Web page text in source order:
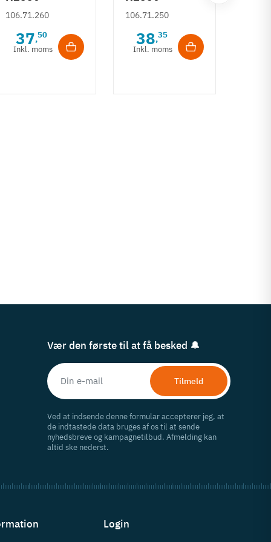
Sølvfarvet
grebsliste
106.71.260
37,50
Inkl. moms
Børstet
guldfarvet
grebsliste
106.71.250
38,35
Inkl. moms
Vær den første til at få besked 🔔
Tilmeld
Ved at indsende denne formular accepterer jeg, at
de indtastede data bruges af os til at sende
nyhedsbreve og kampagnetilbud. Afmelding kan
altid ske nederst.
Login